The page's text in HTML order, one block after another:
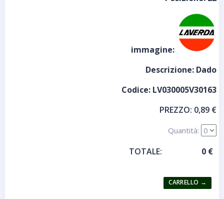
immagine:
Descrizione: Dado
Codice: LV030005V30163
PREZZO: 0,89 €
Quantità:
TOTALE: